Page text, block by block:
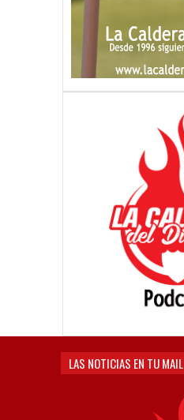
LAS NOTICIAS EN TU MAIL